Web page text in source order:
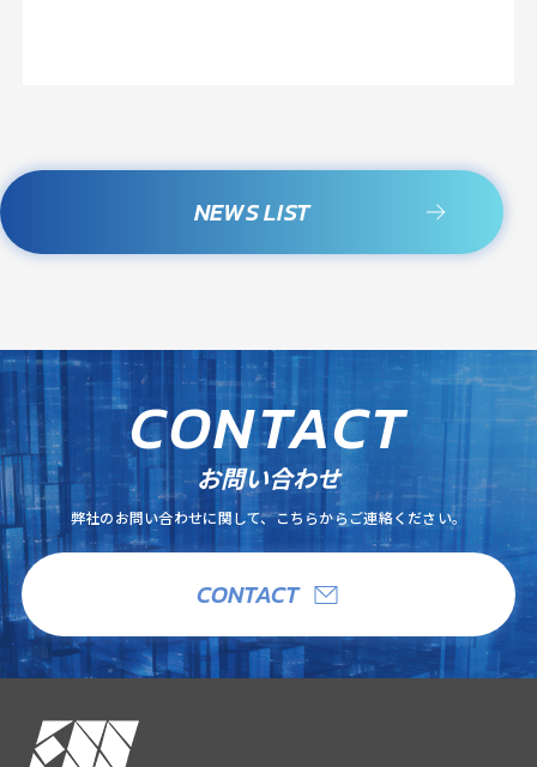
NEWS LIST
CONTACT
お問い合わせ
弊社のお問い合わせに関して、こちらからご連絡ください。
CONTACT